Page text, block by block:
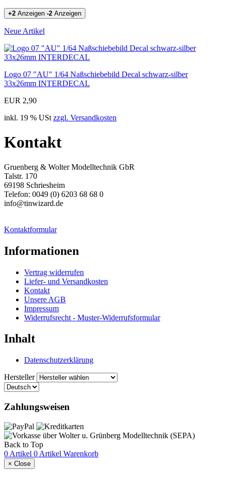
+2 Anzeigen -2 Anzeigen
Neue Artikel
Logo 07 "AU" 1/64 Naßschiebebild Decal schwarz-silber
33x26mm INTERDECAL
EUR 2,90
inkl. 19 % USt zzgl. Versandkosten
Kontakt
Gruenberg & Wolter Modelltechnik GbR
Talstr. 170
69198 Schriesheim
Telefon: 0049 (0) 6203 68 68 0
info@tinwizard.de
Kontaktformular
Informationen
Vertrag widerrufen
Liefer- und Versandkosten
Kontakt
Unsere AGB
Impressum
Widerrufsrecht - Muster-Widerrufsformular
Inhalt
Datenschutzerklärung
Hersteller
Zahlungsweisen
Back to Top
0 Artikel 0 Artikel Warenkorb
× Close